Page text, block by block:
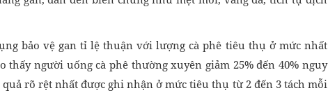
bảo vệ gan tỉ lệ thuận với lượng cà phê tiêu thụ ở mức nhất
thấy người uống cà phê thường xuyên giảm 25% đến 40% nguy
rõ rệt nhất được ghi nhận ở mức tiêu thụ từ 2 đến 3 tách mỗi